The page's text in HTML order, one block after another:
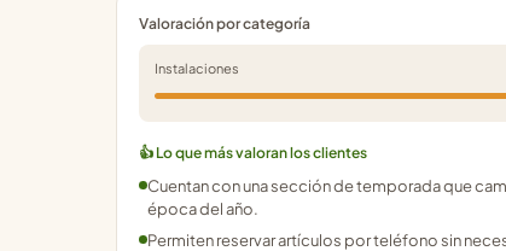
Valoración por categoría
Instalaciones
👍 Lo que más valoran los clientes
Cuentan con una sección de temporada que
época del año.
Permiten reservar artículos por teléfono sin